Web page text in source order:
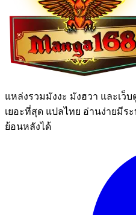
แหล่งรวมมังงะ มังฮวา และเว็
เยอะที่สุด แปลไทย อ่านง่ายมีร
ย้อนหลังได้